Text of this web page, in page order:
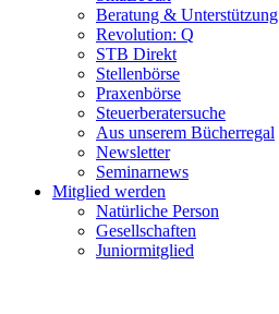
Beratung & Unterstützung
Revolution: Q
STB Direkt
Stellenbörse
Praxenbörse
Steuerberatersuche
Aus unserem Bücherregal
Newsletter
Seminarnews
Mitglied werden
Natürliche Person
Gesellschaften
Juniormitglied